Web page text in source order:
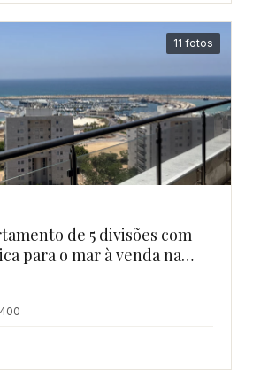
11 fotos
de 5 divisões com
para o mar à venda na